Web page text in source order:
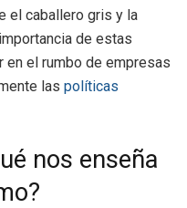
el caballero gris y la
de estas
el rumbo de empresas
las políticas
nos enseña